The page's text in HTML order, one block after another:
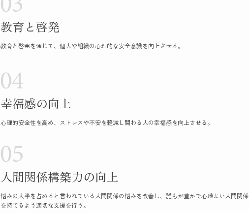
教育と啓発
教育と啓発を通じて、個人や組織の心理的な安全意識を向上させる。
幸福感の向上
心理的安全性を高め、ストレスや不安を軽減し関わる人の幸福感を向上させる。
人間関係構築力の向上
悩みの大半を占めると言われている人間関係の悩みを改善し、誰もが豊かで心地よい人間関係
を持てるよう適切な支援を行う。